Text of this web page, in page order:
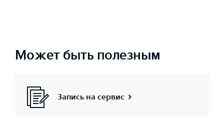
Может быть полезным
Запись на сервис